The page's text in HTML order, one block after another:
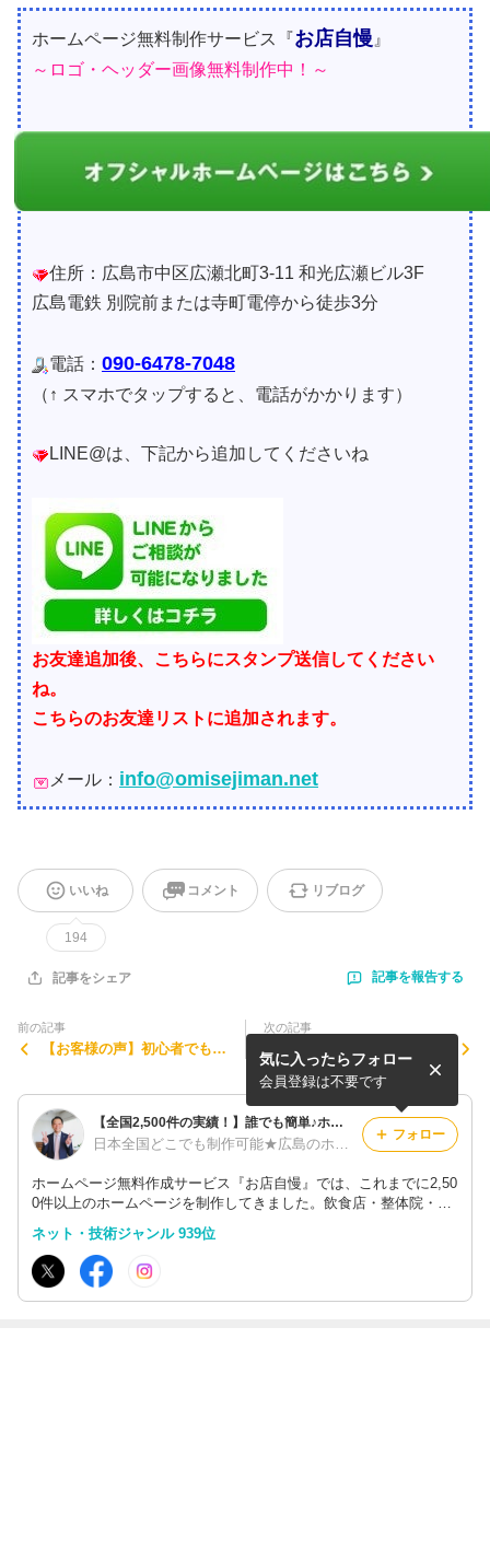
ホームページ無料制作サービス『お店自慢 』
～ロゴ・ヘッダー画像無料制作中！～
住所：広島市中区広瀬北町3-11 和光広瀬ビル3F
広島電鉄 別院前または寺町電停から徒歩3分
電話： 090-6478-7048
（↑ スマホでタップすると、電話がかかります）
LINE@は、下記から追加してくださいね
お友達追加後、こちらにスタンプ送信してください
ね。
こちらのお友達リストに追加されます。
メール： info@omisejiman.net
いいね
194
コメント リブログ
記事をシェア 記事を報告する
前の記事
【お客様の声】初心者でも簡
次の記事
広島 視力回復をサポートす
るお店のホームページが完
成！
【全国2,500件の実績！】誰でも簡単♪ホームページ制作サービス『お店自慢』
日本全国どこでも制作可能★広島のホームページ制作会社【合同会社エムリンクス】
ホームページ無料作成サービス『お店自慢』では、これまでに2,50
0件以上のホームページを制作してきました。飲食店・整体院・音
楽教室・エステサロン・結婚相談所など、どんなジャンル・業種で
も無料でホームページが作成できます。格安・低料金のホームペー
ジ制作も可能！
気に入ったらフォロー
会員登録は不要です
フォロー
ネット・技術ジャンル 939位